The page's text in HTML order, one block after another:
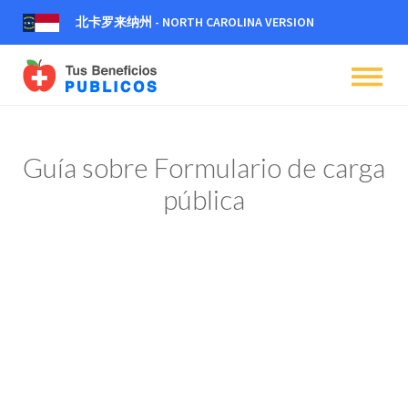
北卡罗来纳州 - NORTH CAROLINA VERSION
dehaze
dehaze
dehaze
Guía sobre Formulario de carga
pública